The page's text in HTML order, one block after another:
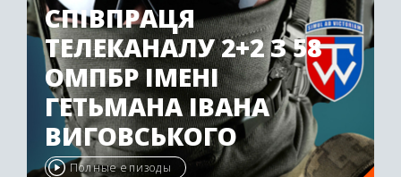
СПІВПРАЦЯ
ТЕЛЕКАНАЛУ 2+2 З 58
ОМПБР ІМЕНІ
ГЕТЬМАНА ІВАНА
ВИГОВСЬКОГО
Полные епизоды